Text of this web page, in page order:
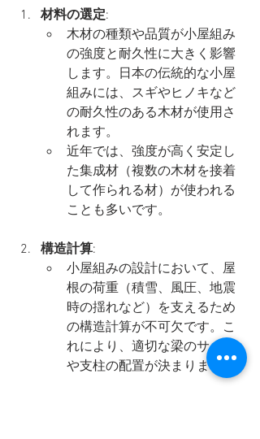
材料の選定:
木材の種類や品質が小屋組み
の強度と耐久性に大きく影響
します。日本の伝統的な小屋
組みには、スギやヒノキなど
の耐久性のある木材が使用さ
れます。
近年では、強度が高く安定し
た集成材（複数の木材を接着
して作られる材）が使われる
ことも多いです。
構造計算:
小屋組みの設計において、屋
根の荷重（積雪、風圧、地震
時の揺れなど）を支えるため
の構造計算が不可欠です。こ
れにより、適切な梁のサイズ
や支柱の配置が決まります。